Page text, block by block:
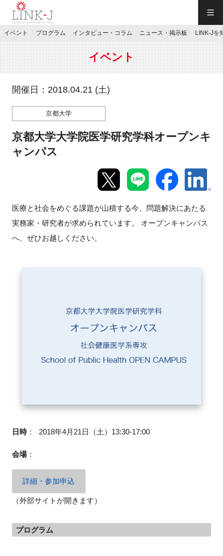
JP／EN
特別会員専用メニュー
施設ご予約
マイページ
新規登録
施設・アクセス
FAQ
イベントお知らせメール登録
イベント プログラム インタビュー・コラム ニュース・掲示板 LINK-Jを
イベント
開催日：2018.04.21 (土)
京都大学
京都大学大学院医学研究学科オープンキ
ャンパス
医療と社会をめぐる課題が山積する今、問題解決にあたる
実務家・研究者が求められています。 オープンキャンパス
へ、ぜひお越しください。
日時： 2018年4月21日（土）13:30-17:00
会場：
詳細・参加申込
（外部サイトが開きます）
プログラム